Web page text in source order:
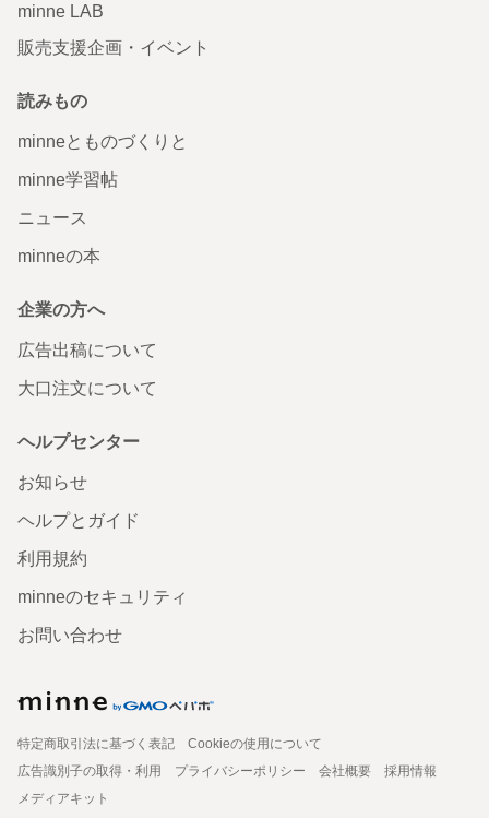
minne LAB
販売支援企画・イベント
読みもの
minneとものづくりと
minne学習帖
ニュース
minneの本
企業の方へ
広告出稿について
大口注文について
ヘルプセンター
お知らせ
ヘルプとガイド
利用規約
minneのセキュリティ
お問い合わせ
特定商取引法に基づく表記
Cookieの使用について
広告識別子の取得・利用
プライバシーポリシー 会社概要
採用情報
メディアキット